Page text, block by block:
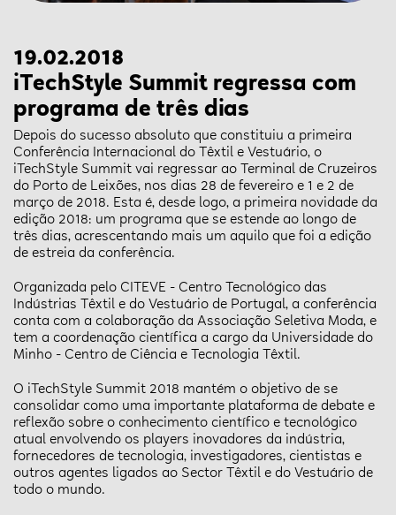
19.02.2018
iTechStyle Summit regressa com
programa de três dias
Depois do sucesso absoluto que constituiu a primeira
Conferência Internacional do Têxtil e Vestuário, o
iTechStyle Summit vai regressar ao Terminal de Cruzeiros
do Porto de Leixões, nos dias 28 de fevereiro e 1 e 2 de
março de 2018. Esta é, desde logo, a primeira novidade da
edição 2018: um programa que se estende ao longo de
três dias, acrescentando mais um aquilo que foi a edição
de estreia da conferência.
Organizada pelo CITEVE - Centro Tecnológico das
Indústrias Têxtil e do Vestuário de Portugal, a conferência
conta com a colaboração da Associação Seletiva Moda, e
tem a coordenação científica a cargo da Universidade do
Minho - Centro de Ciência e Tecnologia Têxtil.
O iTechStyle Summit 2018 mantém o objetivo de se
consolidar como uma importante plataforma de debate e
reflexão sobre o conhecimento científico e tecnológico
atual envolvendo os players inovadores da indústria,
fornecedores de tecnologia, investigadores, cientistas e
outros agentes ligados ao Sector Têxtil e do Vestuário de
todo o mundo.